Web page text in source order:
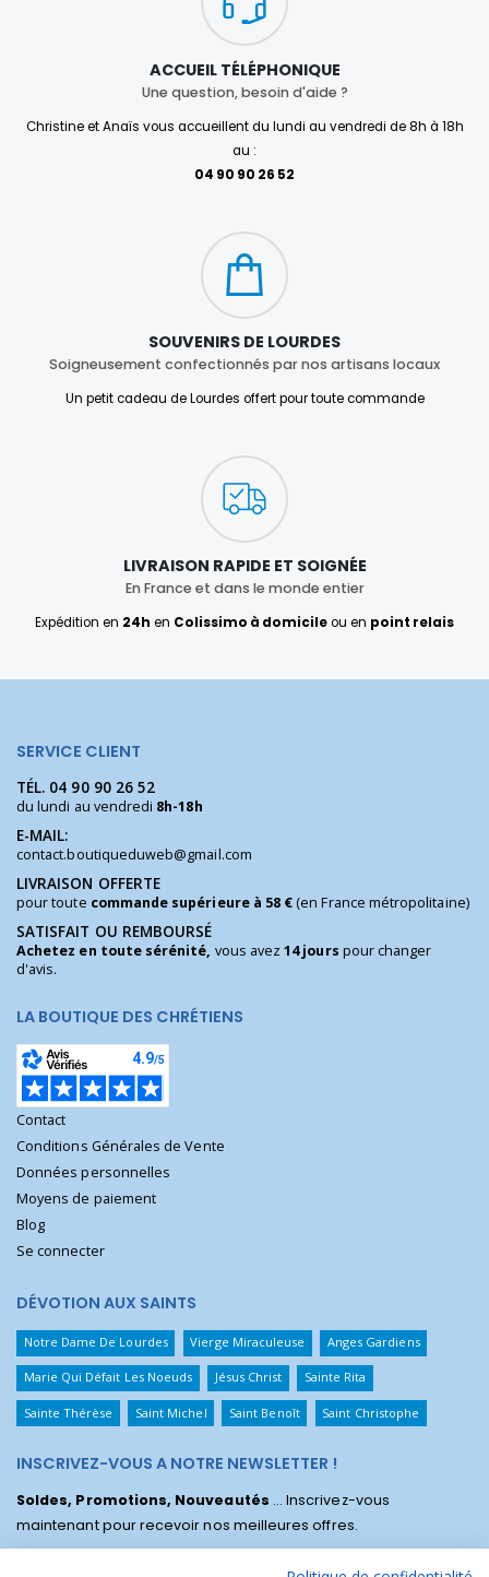
ACCUEIL TÉLÉPHONIQUE
Une question, besoin d'aide ?
Christine et Anaïs vous accueillent du lundi au vendredi de 8h à 18h
au :
04 90 90 26 52
SOUVENIRS DE LOURDES
Soigneusement confectionnés par nos artisans locaux
Un petit cadeau de Lourdes offert pour toute commande
LIVRAISON RAPIDE ET SOIGNÉE
En France et dans le monde entier
Expédition en 24h en Colissimo à domicileou en point relais
SERVICE CLIENT
TÉL. 04 90 90 26 52
du lundi au vendredi 8h-18h
E-MAIL:
contact.boutiqueduweb@gmail.com
LIVRAISON OFFERTE
pour toute commande supérieure à 58 €(en France métropolitaine)
SATISFAIT OU REMBOURSÉ
Achetez en toute sérénité, vous avez14 jours pour changer
d'avis.
LA BOUTIQUE DES CHRÉTIENS
Contact
Conditions Générales de Vente
Données personnelles
Moyens de paiement
Blog
Se connecter
DÉVOTION AUX SAINTS
Notre Dame De Lourdes Vierge Miraculeuse Anges Gardiens
Marie Qui Défait Les Noeuds Jésus Christ Sainte Rita
Sainte Thérèse Saint Michel Saint Benoît Saint Christophe
INSCRIVEZ-VOUS A NOTRE NEWSLETTER !
Soldes, Promotions, Nouveautés ... Inscrivez-vous
maintenant pour recevoir nos meilleures offres.